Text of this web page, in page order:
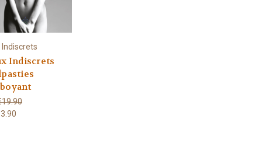
Indiscrets
Indiscrets